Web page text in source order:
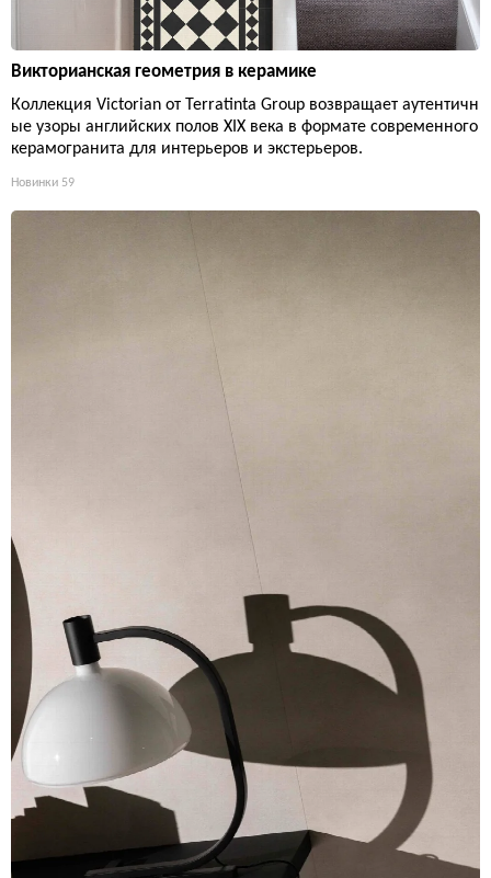
Викторианская геометрия в керамике
Коллекция Victorian от Terratinta Group возвращает аутентичн
ые узоры английских полов XIX века в формате современного
керамогранита для интерьеров и экстерьеров.
Новинки 59